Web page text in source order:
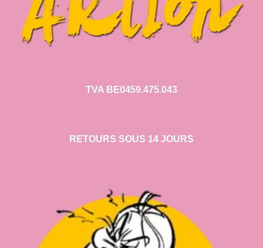
TVA BE0459.475.043
RETOURS SOUS 14 JOURS